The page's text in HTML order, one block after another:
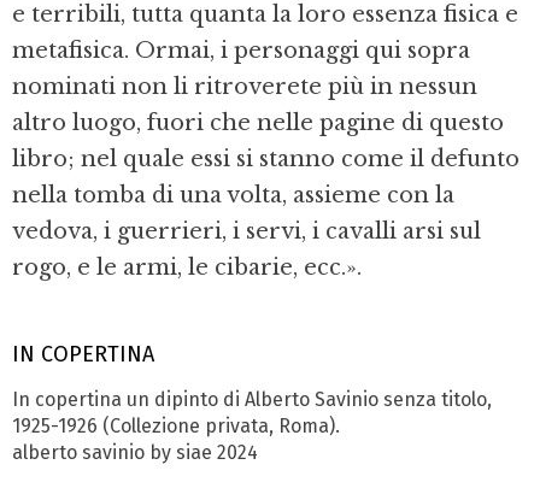
IN COPERTINA
In copertina un dipinto di Alberto Savinio senza titolo,
1925-1926 (Collezione privata, Roma).
alberto savinio by siae 2024
e terribili, tutta quanta la loro essenza fisica e
metafisica. Ormai, i personaggi qui sopra
nominati non li ritroverete più in nessun
altro luogo, fuori che nelle pagine di questo
libro; nel quale essi si stanno come il defunto
nella tomba di una volta, assieme con la
vedova, i guerrieri, i servi, i cavalli arsi sul
rogo, e le armi, le cibarie, ecc.».